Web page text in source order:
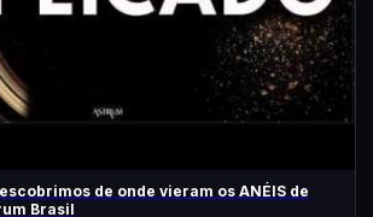
de onde vieram os ANÉIS de
Brasil